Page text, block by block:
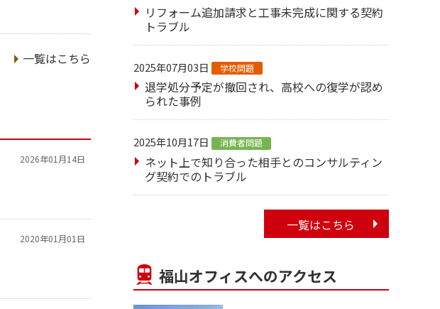
一覧はこちら
2026年01月14日
2020年01月01日
リフォーム追加請求と工事未完成に関する契約
トラブル
2025年07月03日 学校問題
退学処分予定が撤回され、高校への復学が認め
られた事例
2025年10月17日 消費者問題
ネット上で知り合った相手とのコンサルティン
グ契約でのトラブル
一覧はこちら
福山オフィスへのアクセス